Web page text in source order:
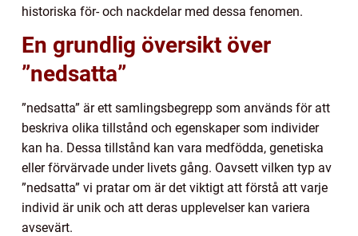
historiska för- och nackdelar med dessa fenomen.
En grundlig översikt över
”nedsatta”
”nedsatta” är ett samlingsbegrepp som används för att
beskriva olika tillstånd och egenskaper som individer
kan ha. Dessa tillstånd kan vara medfödda, genetiska
eller förvärvade under livets gång. Oavsett vilken typ av
”nedsatta” vi pratar om är det viktigt att förstå att varje
individ är unik och att deras upplevelser kan variera
avsevärt.